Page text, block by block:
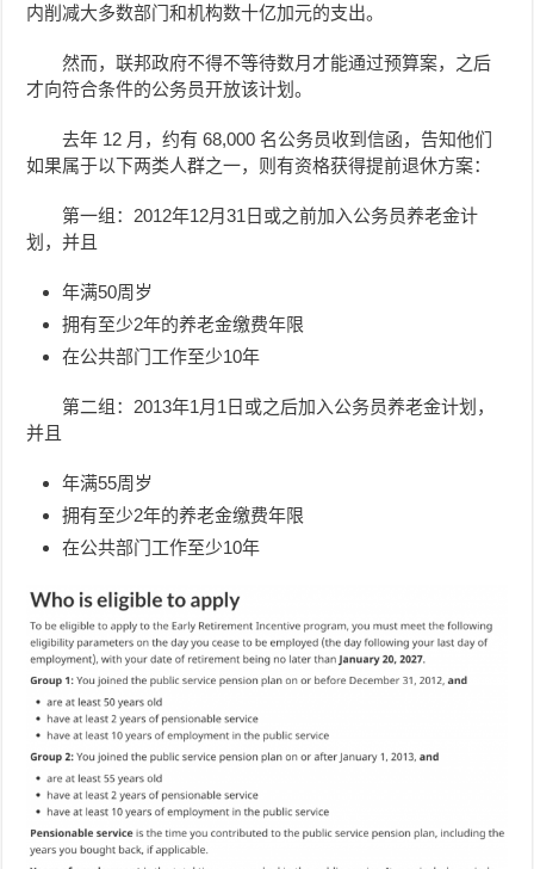
内削减大多数部门和机构数十亿加元的支出。
然而，联邦政府不得不等待数月才能通过预算案，之后
才向符合条件的公务员开放该计划。
去年 12 月，约有 68,000 名公务员收到信函，告知他们
如果属于以下两类人群之一，则有资格获得提前退休方案：
第一组：2012年12月31日或之前加入公务员养老金计
划，并且
年满50周岁
拥有至少2年的养老金缴费年限
在公共部门工作至少10年
第二组：2013年1月1日或之后加入公务员养老金计划，
并且
年满55周岁
拥有至少2年的养老金缴费年限
在公共部门工作至少10年